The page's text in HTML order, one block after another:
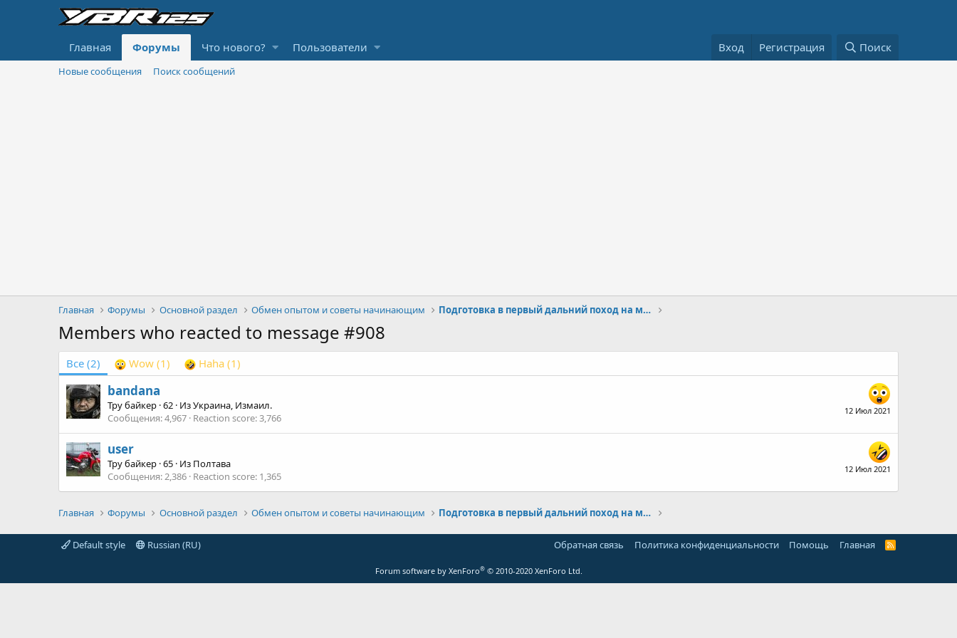
Главная Форумы Что нового? Пользователи Вход Регистрация Поиск
Новые сообщения Поиск сообщений
Главная Форумы Основной раздел Обмен опытом и советы начинающим Подготовка в первый дальний поход на малокубатурном мотоцикле из Питера к Чёрному морю. Посоветуйте что с собой лучше взять.
Members who reacted to message #908
Все (2) Wow (1) Haha (1)
12 Июл 2021
bandana
Тру байкер ·62 · ИзУкраина, Измаил.
Сообщения 4,967 Reaction score 3,766
12 Июл 2021
user
Тру байкер ·65 · Из Полтава
Сообщения 2,386 Reaction score 1,365
Главная Форумы Основной раздел Обмен опытом и советы начинающим Подготовка в первый дальний поход на малокубатурном мотоцикле из Питера к Чёрному морю. Посоветуйте что с собой лучше взять.
Default style Russian (RU) Обратная связь Политика конфиденциальности Помощь Главная
R
Forum software by XenForo® © 2010-2020 XenForo Ltd.